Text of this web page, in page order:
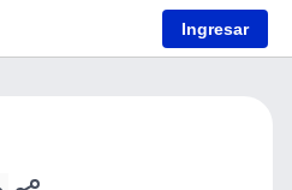
Ingresar